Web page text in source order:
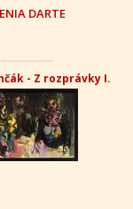
DARTE
- Z rozprávky I.